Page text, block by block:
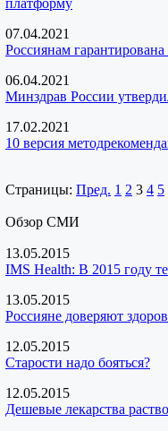
платформу
07.04.2021
Россиянам
06.04.2021
Минздрав России
17.02.2021
10 версия
Страницы: Пред. 1 2 3 4 5
Обзор СМИ
13.05.2015
IMS Health: В 2015 году
13.05.2015
Россияне доверяют
12.05.2015
Старости надо бояться?
12.05.2015
Дешевые лекарства